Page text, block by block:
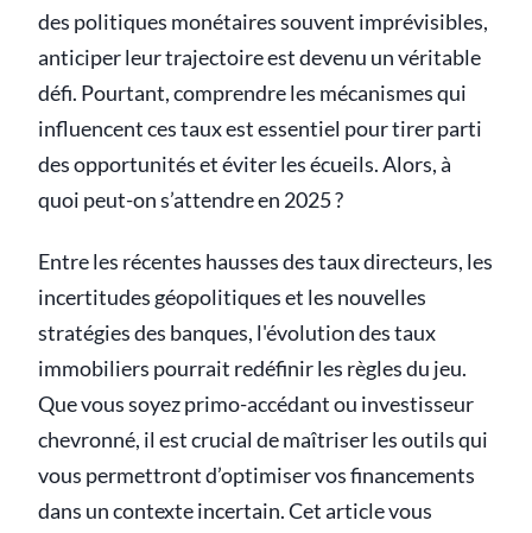
des politiques monétaires souvent imprévisibles,
anticiper leur trajectoire est devenu un véritable
défi. Pourtant, comprendre les mécanismes qui
influencent ces taux est essentiel pour tirer parti
des opportunités et éviter les écueils. Alors, à
quoi peut-on s’attendre en 2025 ?
Entre les récentes hausses des taux directeurs, les
incertitudes géopolitiques et les nouvelles
stratégies des banques, l'évolution des taux
immobiliers pourrait redéfinir les règles du jeu.
Que vous soyez primo-accédant ou investisseur
chevronné, il est crucial de maîtriser les outils qui
vous permettront d’optimiser vos financements
dans un contexte incertain. Cet article vous